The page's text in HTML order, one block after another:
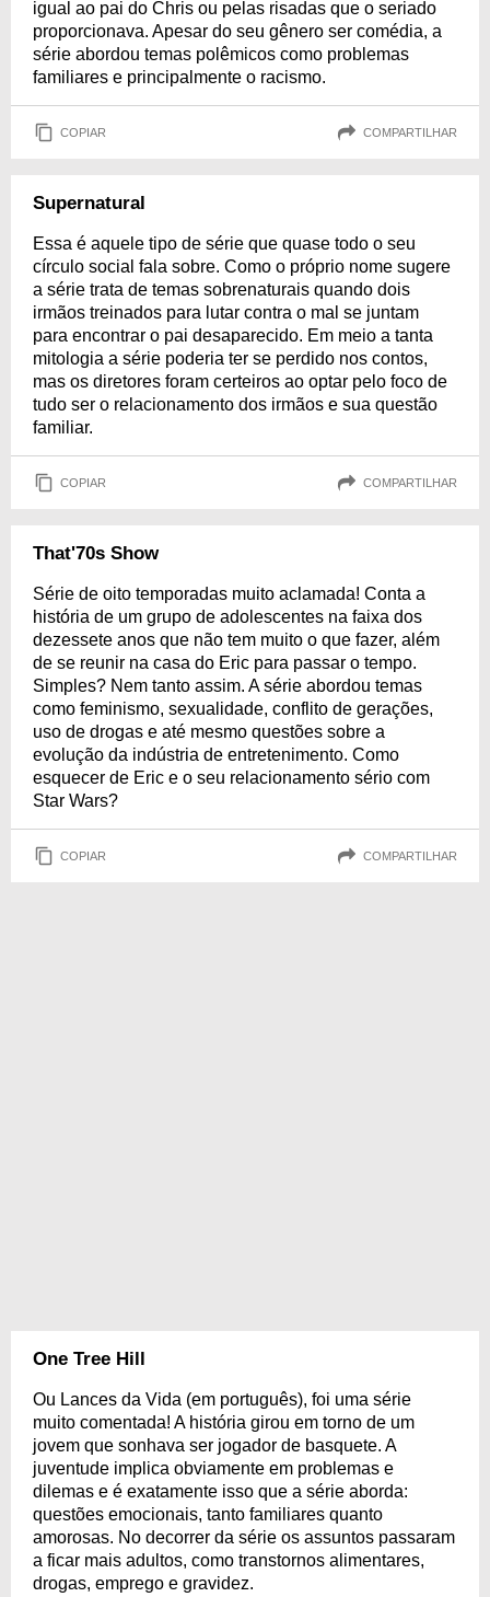
igual ao pai do Chris ou pelas risadas que o seriado
proporcionava. Apesar do seu gênero ser comédia, a
série abordou temas polêmicos como problemas
familiares e principalmente o racismo.
COPIAR COMPARTILHAR
Supernatural
Essa é aquele tipo de série que quase todo o seu
círculo social fala sobre. Como o próprio nome sugere
a série trata de temas sobrenaturais quando dois
irmãos treinados para lutar contra o mal se juntam
para encontrar o pai desaparecido. Em meio a tanta
mitologia a série poderia ter se perdido nos contos,
mas os diretores foram certeiros ao optar pelo foco de
tudo ser o relacionamento dos irmãos e sua questão
familiar.
COPIAR COMPARTILHAR
That'70s Show
Série de oito temporadas muito aclamada! Conta a
história de um grupo de adolescentes na faixa dos
dezessete anos que não tem muito o que fazer, além
de se reunir na casa do Eric para passar o tempo.
Simples? Nem tanto assim. A série abordou temas
como feminismo, sexualidade, conflito de gerações,
uso de drogas e até mesmo questões sobre a
evolução da indústria de entretenimento. Como
esquecer de Eric e o seu relacionamento sério com
Star Wars?
COPIAR COMPARTILHAR
One Tree Hill
Ou Lances da Vida (em português), foi uma série
muito comentada! A história girou em torno de um
jovem que sonhava ser jogador de basquete. A
juventude implica obviamente em problemas e
dilemas e é exatamente isso que a série aborda:
questões emocionais, tanto familiares quanto
amorosas. No decorrer da série os assuntos passaram
a ficar mais adultos, como transtornos alimentares,
drogas, emprego e gravidez.